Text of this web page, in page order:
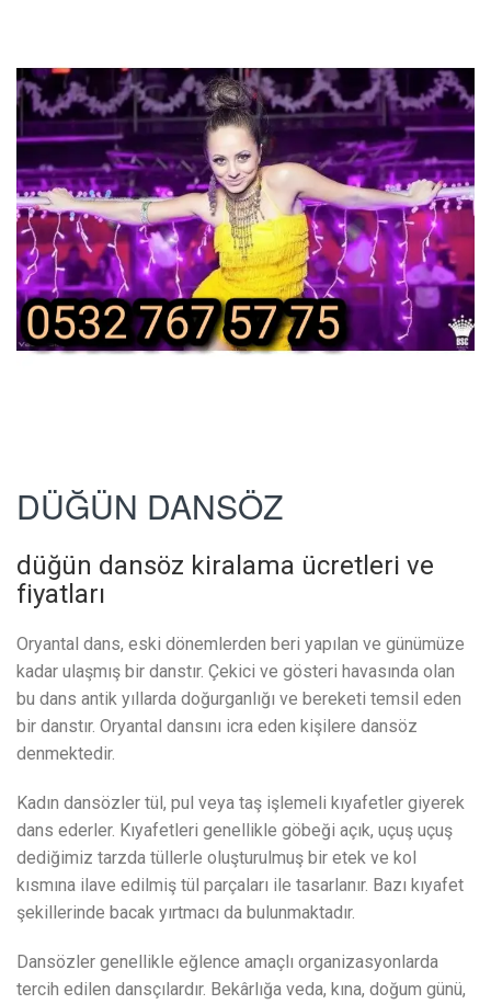
DÜĞÜN DANSÖZ
düğün dansöz kiralama ücretleri ve
fiyatları
Oryantal dans, eski dönemlerden beri yapılan ve günümüze
kadar ulaşmış bir danstır. Çekici ve gösteri havasında olan
bu dans antik yıllarda doğurganlığı ve bereketi temsil eden
bir danstır. Oryantal dansını icra eden kişilere dansöz
denmektedir.
Kadın dansözler tül, pul veya taş işlemeli kıyafetler giyerek
dans ederler. Kıyafetleri genellikle göbeği açık, uçuş uçuş
dediğimiz tarzda tüllerle oluşturulmuş bir etek ve kol
kısmına ilave edilmiş tül parçaları ile tasarlanır. Bazı kıyafet
şekillerinde bacak yırtmacı da bulunmaktadır.
Dansözler genellikle eğlence amaçlı organizasyonlarda
tercih edilen dansçılardır. Bekârlığa veda, kına, doğum günü,